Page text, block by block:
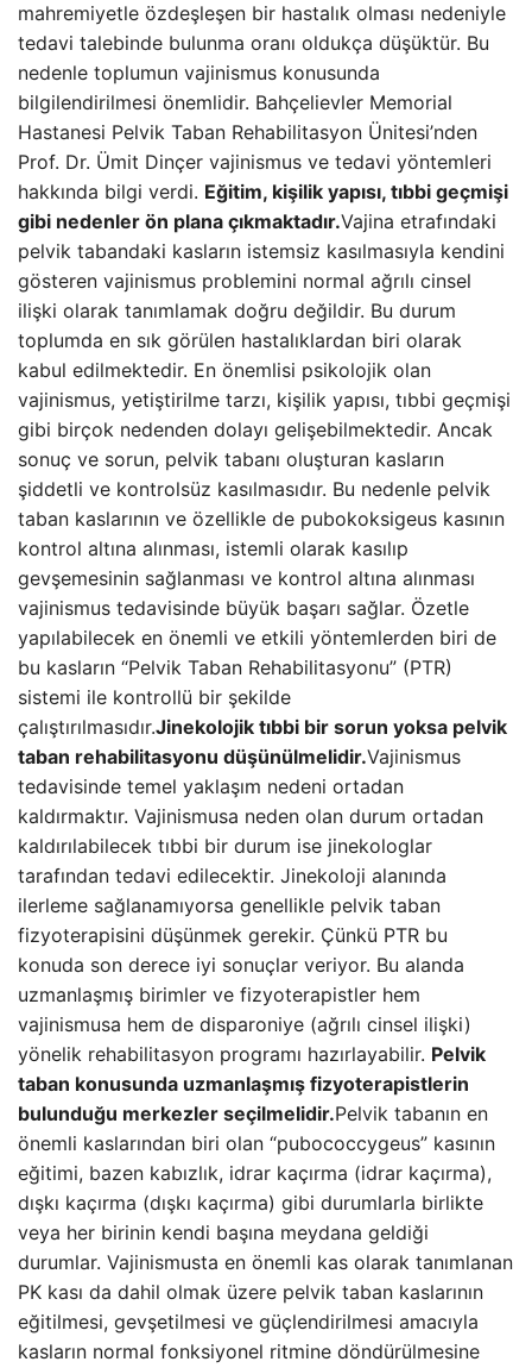
mahremiyetle özdeşleşen bir hastalık olması nedeniyle
tedavi talebinde bulunma oranı oldukça düşüktür. Bu
nedenle toplumun vajinismus konusunda
bilgilendirilmesi önemlidir. Bahçelievler Memorial
Hastanesi Pelvik Taban Rehabilitasyon Ünitesi’nden
Prof. Dr. Ümit Dinçer vajinismus ve tedavi yöntemleri
hakkında bilgi verdi. Eğitim, kişilik yapısı, tıbbi geçmişi
gibi nedenler ön plana çıkmaktadır.Vajina etrafındaki
pelvik tabandaki kasların istemsiz kasılmasıyla kendini
gösteren vajinismus problemini normal ağrılı cinsel
ilişki olarak tanımlamak doğru değildir. Bu durum
toplumda en sık görülen hastalıklardan biri olarak
kabul edilmektedir. En önemlisi psikolojik olan
vajinismus, yetiştirilme tarzı, kişilik yapısı, tıbbi geçmişi
gibi birçok nedenden dolayı gelişebilmektedir. Ancak
sonuç ve sorun, pelvik tabanı oluşturan kasların
şiddetli ve kontrolsüz kasılmasıdır. Bu nedenle pelvik
taban kaslarının ve özellikle de pubokoksigeus kasının
kontrol altına alınması, istemli olarak kasılıp
gevşemesinin sağlanması ve kontrol altına alınması
vajinismus tedavisinde büyük başarı sağlar. Özetle
yapılabilecek en önemli ve etkili yöntemlerden biri de
bu kasların “Pelvik Taban Rehabilitasyonu” (PTR)
sistemi ile kontrollü bir şekilde
çalıştırılmasıdır.Jinekolojik tıbbi bir sorun yoksa pelvik
taban rehabilitasyonu düşünülmelidir.Vajinismus
tedavisinde temel yaklaşım nedeni ortadan
kaldırmaktır. Vajinismusa neden olan durum ortadan
kaldırılabilecek tıbbi bir durum ise jinekologlar
tarafından tedavi edilecektir. Jinekoloji alanında
ilerleme sağlanamıyorsa genellikle pelvik taban
fizyoterapisini düşünmek gerekir. Çünkü PTR bu
konuda son derece iyi sonuçlar veriyor. Bu alanda
uzmanlaşmış birimler ve fizyoterapistler hem
vajinismusa hem de disparoniye (ağrılı cinsel ilişki)
yönelik rehabilitasyon programı hazırlayabilir. Pelvik
taban konusunda uzmanlaşmış fizyoterapistlerin
bulunduğu merkezler seçilmelidir.Pelvik tabanın en
önemli kaslarından biri olan “pubococcygeus” kasının
eğitimi, bazen kabızlık, idrar kaçırma (idrar kaçırma),
dışkı kaçırma (dışkı kaçırma) gibi durumlarla birlikte
veya her birinin kendi başına meydana geldiği
durumlar. Vajinismusta en önemli kas olarak tanımlanan
PK kası da dahil olmak üzere pelvik taban kaslarının
eğitilmesi, gevşetilmesi ve güçlendirilmesi amacıyla
kasların normal fonksiyonel ritmine döndürülmesine